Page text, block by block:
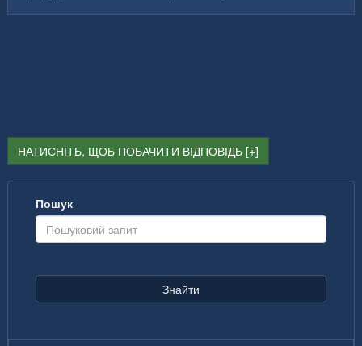
НАТИСНІТЬ, ЩОБ ПОБАЧИТИ ВІДПОВІДЬ
Пошук
Знайти